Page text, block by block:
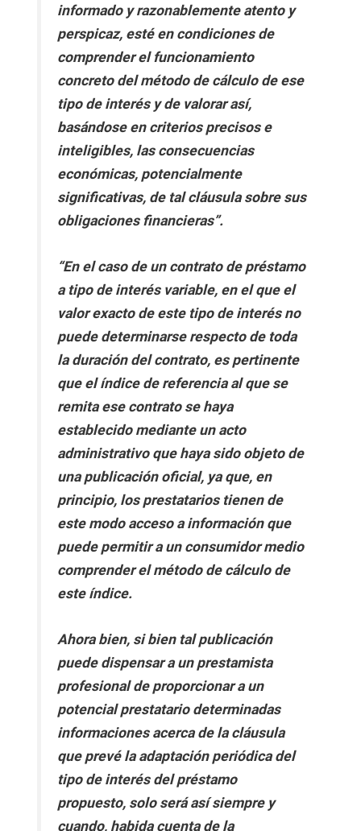
informado y razonablemente atento y
perspicaz, esté en condiciones de
comprender el funcionamiento
concreto del método de cálculo de ese
tipo de interés y de valorar así,
basándose en criterios precisos e
inteligibles, las consecuencias
económicas, potencialmente
significativas, de tal cláusula sobre sus
obligaciones financieras”.
“En el caso de un contrato de préstamo
a tipo de interés variable, en el que el
valor exacto de este tipo de interés no
puede determinarse respecto de toda
la duración del contrato, es pertinente
que el índice de referencia al que se
remita ese contrato se haya
establecido mediante un acto
administrativo que haya sido objeto de
una publicación oficial, ya que, en
principio, los prestatarios tienen de
este modo acceso a información que
puede permitir a un consumidor medio
comprender el método de cálculo de
este índice.
Ahora bien, si bien tal publicación
puede dispensar a un prestamista
profesional de proporcionar a un
potencial prestatario determinadas
informaciones acerca de la cláusula
que prevé la adaptación periódica del
tipo de interés del préstamo
propuesto, solo será así siempre y
cuando, habida cuenta de la